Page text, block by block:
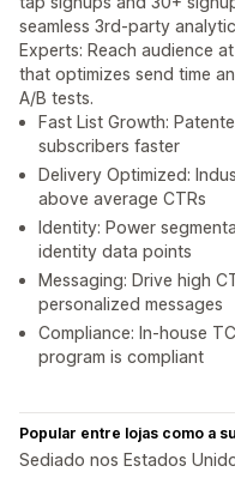
seamless 3rd-party
Experts: Reach audience
that optimizes send time
A/B tests.
Fast List Growth:
subscribers faster
Delivery Optimized:
above average CTRs
Identity: Power
identity data points
Messaging: Drive high
personalized messages
Compliance: In-house
program is compliant
Popular entre lojas como a
Sediado nos Estados